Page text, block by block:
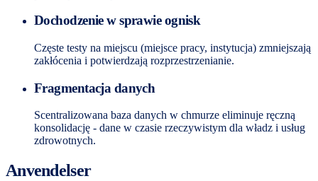
Dochodzenie w sprawie ognisk
Częste testy na miejscu (miejsce pracy, instytucja) zmniejszają
zakłócenia i potwierdzają rozprzestrzenianie.
Fragmentacja danych
Scentralizowana baza danych w chmurze eliminuje ręczną
konsolidację - dane w czasie rzeczywistym dla władz i usług
zdrowotnych.
Anvendelser